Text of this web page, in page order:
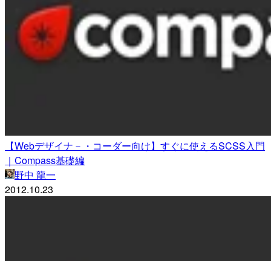
【Webデザイナ－・コーダー向け】すぐに使えるSCSS入門
｜Compass基礎編
野中 龍一
2012.10.23